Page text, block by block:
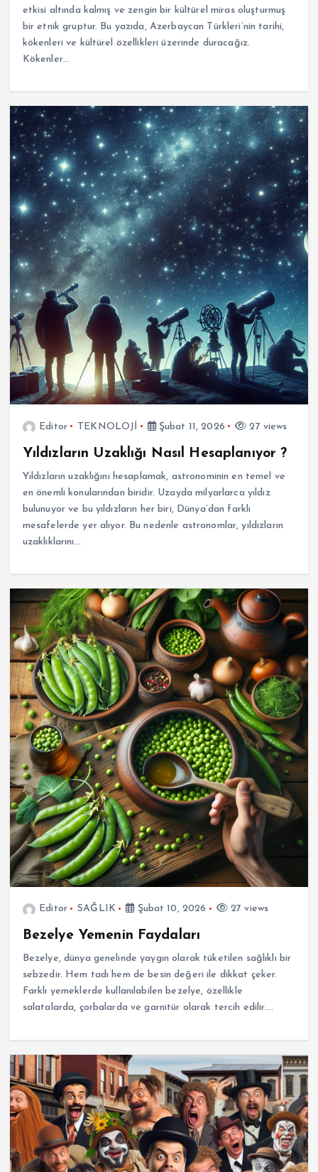
etkisi altında kalmış ve zengin bir kültürel miras oluşturmuş
bir etnik gruptur. Bu yazıda, Azerbaycan Türkleri’nin tarihi,
kökenleri ve kültürel özellikleri üzerinde duracağız.
Kökenler…
Editor TEKNOLOJİ Şubat 11, 2026 27 views
Yıldızların Uzaklığı Nasıl Hesaplanıyor ?
Yıldızların uzaklığını hesaplamak, astronominin en temel ve
en önemli konularından biridir. Uzayda milyarlarca yıldız
bulunuyor ve bu yıldızların her biri, Dünya’dan farklı
mesafelerde yer alıyor. Bu nedenle astronomlar, yıldızların
uzaklıklarını…
Editor SAĞLIK Şubat 10, 2026 27 views
Bezelye Yemenin Faydaları
Bezelye, dünya genelinde yaygın olarak tüketilen sağlıklı bir
sebzedir. Hem tadı hem de besin değeri ile dikkat çeker.
Farklı yemeklerde kullanılabilen bezelye, özellikle
salatalarda, çorbalarda ve garnitür olarak tercih edilir.…